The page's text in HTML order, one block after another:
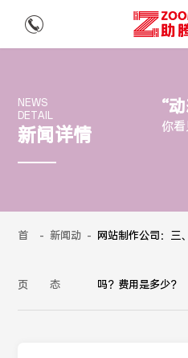
NEWS
DETAIL
新闻详情
“
你
首
页
- 新闻动
态
- 网站制作公司：三
吗？费用是多少？